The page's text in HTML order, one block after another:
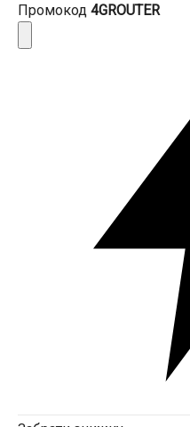
Промокод 4GROUTER